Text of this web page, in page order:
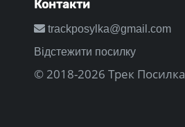
Контакти
trackposylka@gmail.com
Відстежити посилку
© 2018-2026 Трек Посилка